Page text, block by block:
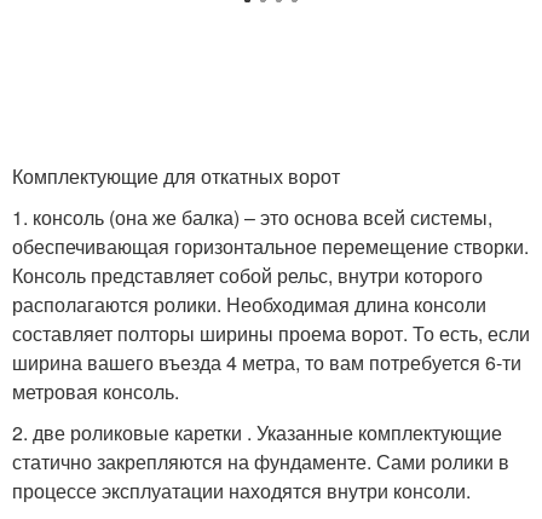
Комплектующие для откатных ворот
1. консоль (она же балка) – это основа всей системы,
обеспечивающая горизонтальное перемещение створки.
Консоль представляет собой рельс, внутри которого
располагаются ролики. Необходимая длина консоли
составляет полторы ширины проема ворот. То есть, если
ширина вашего въезда 4 метра, то вам потребуется 6-ти
метровая консоль.
2. две роликовые каретки . Указанные комплектующие
статично закрепляются на фундаменте. Сами ролики в
процессе эксплуатации находятся внутри консоли.